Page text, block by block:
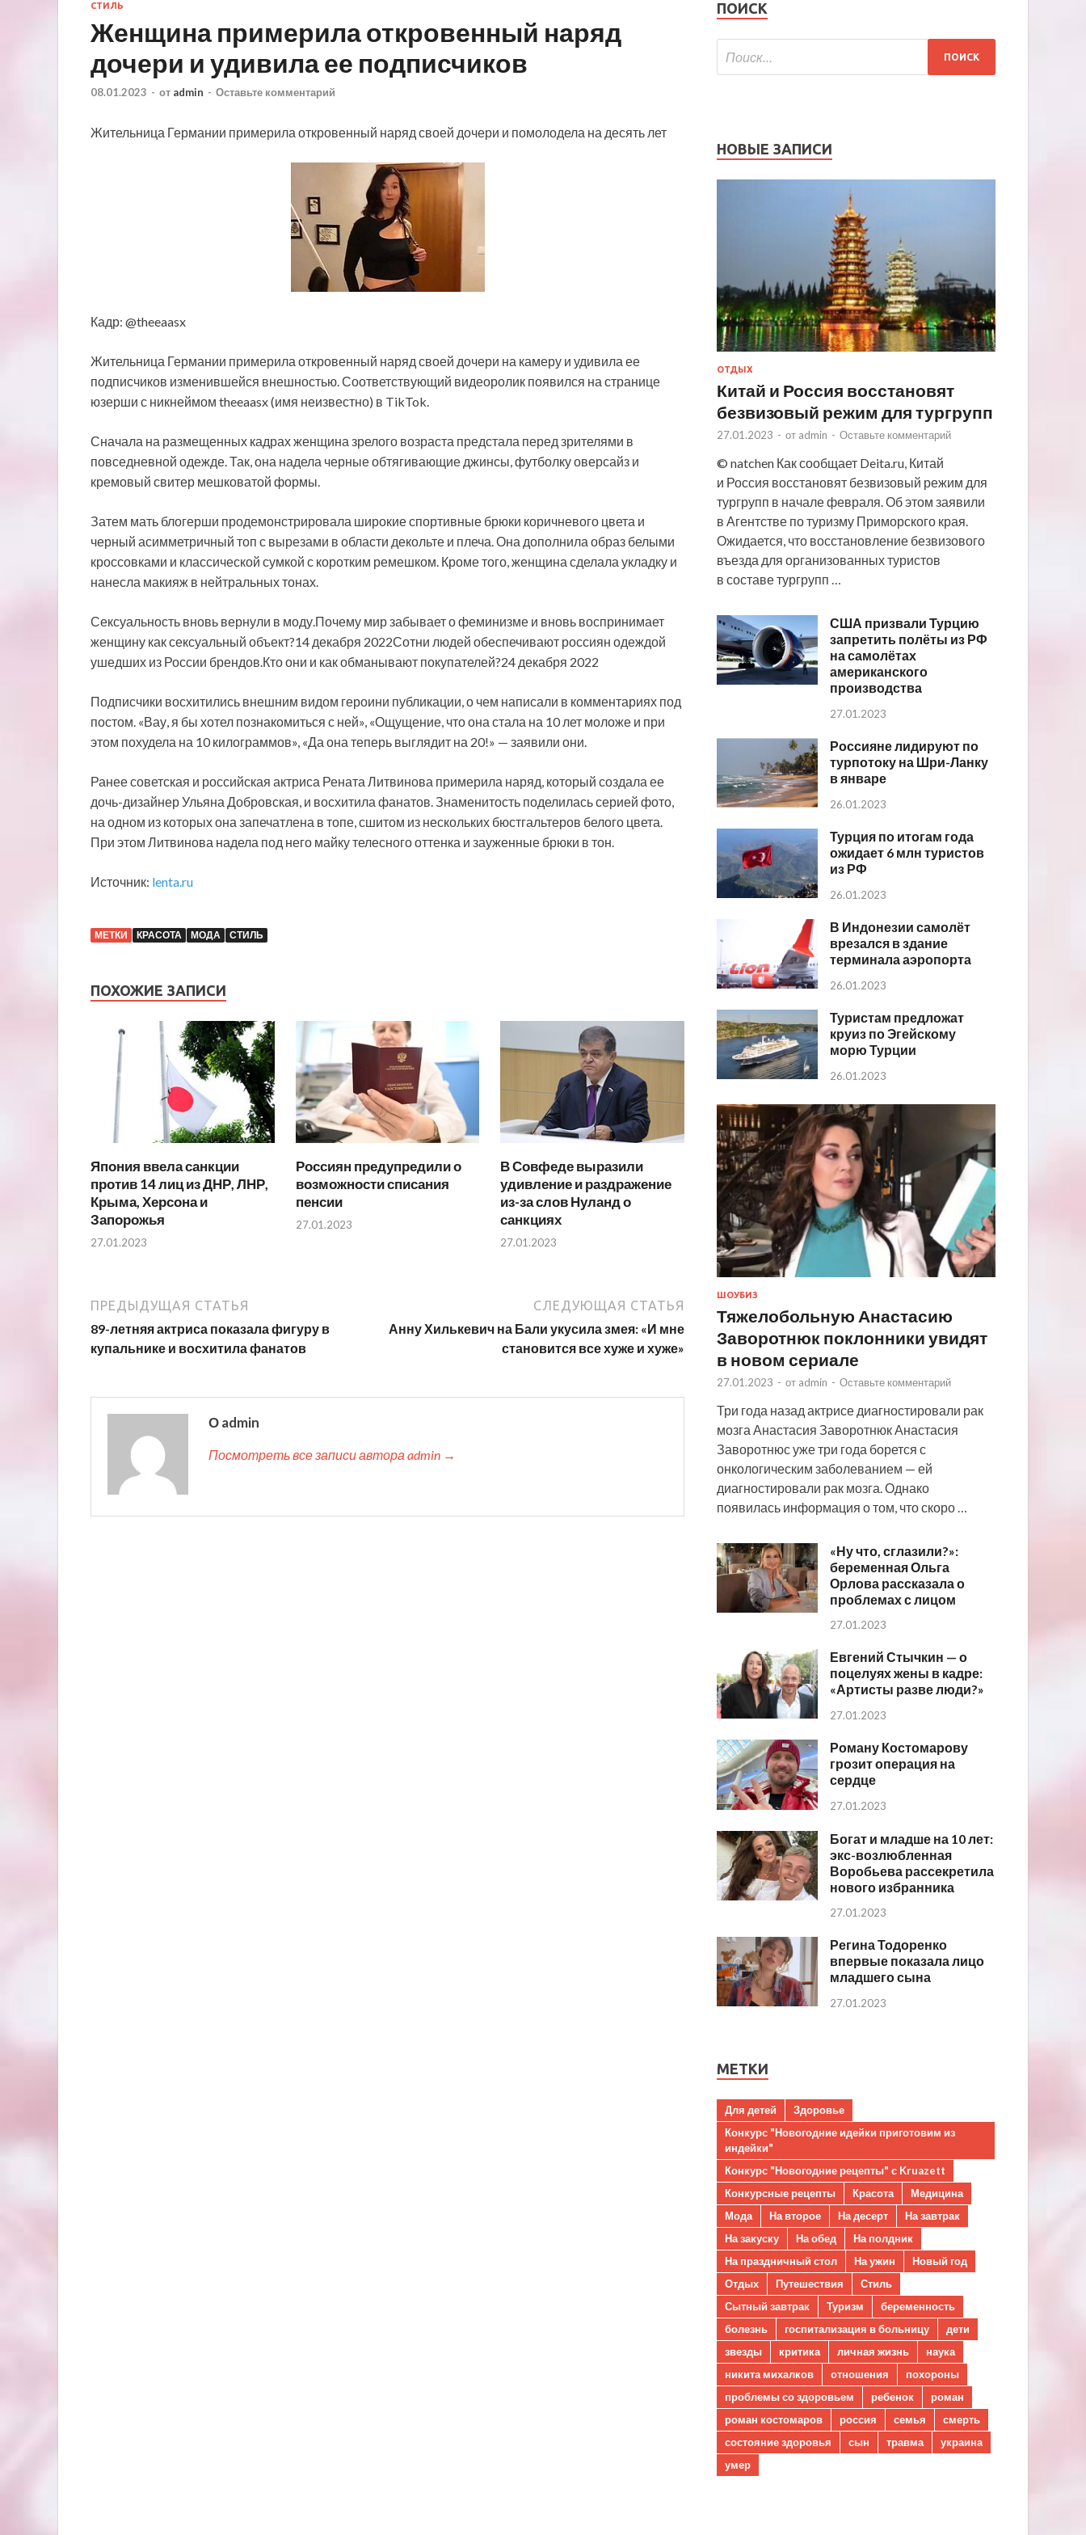
СТИЛЬ
Женщина примерила откровенный наряд
дочери и удивила ее подписчиков
08.01.2023 - от admin - Оставьте комментарий
Жительница Германии примерила откровенный наряд своей дочери и помолодела на десять лет
Кадр: @theeaasx
Жительница Германии примерила откровенный наряд своей дочери на камеру и удивила ее
подписчиков изменившейся внешностью. Соответствующий видеоролик появился на странице
юзерши с никнеймом theeaasx (имя неизвестно) в TikTok.
Сначала на размещенных кадрах женщина зрелого возраста предстала перед зрителями в
повседневной одежде. Так, она надела черные обтягивающие джинсы, футболку оверсайз и
кремовый свитер мешковатой формы.
Затем мать блогерши продемонстрировала широкие спортивные брюки коричневого цвета и
черный асимметричный топ с вырезами в области декольте и плеча. Она дополнила образ белыми
кроссовками и классической сумкой с коротким ремешком. Кроме того, женщина сделала укладку и
нанесла макияж в нейтральных тонах.
Сексуальность вновь вернули в моду.Почему мир забывает о феминизме и вновь воспринимает
женщину как сексуальный объект?14 декабря 2022Сотни людей обеспечивают россиян одеждой
ушедших из России брендов.Кто они и как обманывают покупателей?24 декабря 2022
Подписчики восхитились внешним видом героини публикации, о чем написали в комментариях под
постом. «Вау, я бы хотел познакомиться с ней», «Ощущение, что она стала на 10 лет моложе и при
этом похудела на 10 килограммов», «Да она теперь выглядит на 20!» — заявили они.
Ранее советская и российская актриса Рената Литвинова примерила наряд, который создала ее
дочь-дизайнер Ульяна Добровская, и восхитила фанатов. Знаменитость поделилась серией фото,
на одном из которых она запечатлена в топе, сшитом из нескольких бюстгальтеров белого цвета.
При этом Литвинова надела под него майку телесного оттенка и зауженные брюки в тон.
Источник: lenta.ru
МЕТКИ КРАСОТА МОДА СТИЛЬ
ПОХОЖИЕ ЗАПИСИ
Япония ввела санкции
против 14 лиц из ДНР, ЛНР,
Крыма, Херсона и
Запорожья
27.01.2023
Россиян предупредили о
возможности списания
пенсии
27.01.2023
В Совфеде выразили
удивление и раздражение
из-за слов Нуланд о
санкциях
27.01.2023
ПРЕДЫДУЩАЯ СТАТЬЯ
89-летняя актриса показала фигуру в
купальнике и восхитила фанатов
СЛЕДУЮЩАЯ СТАТЬЯ
Анну Хилькевич на Бали укусила змея: «И мне
становится все хуже и хуже»
О admin
Посмотреть все записи автора admin →
ПОИСК
НОВЫЕ ЗАПИСИ
ОТДЫХ
Китай и Россия восстановят
безвизовый режим для тургрупп
27.01.2023 - от admin - Оставьте комментарий
© natchen Как сообщает Deita.ru, Китай
и Россия восстановят безвизовый режим для
тургрупп в начале февраля. Об этом заявили
в Агентстве по туризму Приморского края.
Ожидается, что восстановление безвизового
въезда для организованных туристов
в составе тургрупп …
США призвали Турцию
запретить полёты из РФ
на самолётах
американского
производства
27.01.2023
Россияне лидируют по
турпотоку на Шри-Ланку
в январе
26.01.2023
Турция по итогам года
ожидает 6 млн туристов
из РФ
26.01.2023
В Индонезии самолёт
врезался в здание
терминала аэропорта
26.01.2023
Туристам предложат
круиз по Эгейскому
морю Турции
26.01.2023
ШОУБИЗ
Тяжелобольную Анастасию
Заворотнюк поклонники увидят
в новом сериале
27.01.2023 - от admin - Оставьте комментарий
Три года назад актрисе диагностировали рак
мозга Анастасия Заворотнюк Анастасия
Заворотнюс уже три года борется с
онкологическим заболеванием — ей
диагностировали рак мозга. Однако
появилась информация о том, что скоро …
«Ну что, сглазили?»:
беременная Ольга
Орлова рассказала о
проблемах с лицом
27.01.2023
Евгений Стычкин — о
поцелуях жены в кадре:
«Артисты разве люди?»
27.01.2023
Роману Костомарову
грозит операция на
сердце
27.01.2023
Богат и младше на 10 лет:
экс-возлюбленная
Воробьева рассекретила
нового избранника
27.01.2023
Регина Тодоренко
впервые показала лицо
младшего сына
27.01.2023
МЕТКИ
Для детей
Здоровье
Конкурс "Новогодние идейки приготовим из
индейки"
Конкурс "Новогодние рецепты" с Kruazett
Конкурсные рецепты
Красота
Медицина
Мода
На второе На десерт
На завтрак
На закуску
На обед
На полдник
На праздничный стол
На ужин
Новый год
Отдых
Путешествия
Стиль
Сытный завтрак
Туризм
беременность
болезнь
госпитализация в больницу
дети
звезды
критика личная жизнь
наука
никита михалков
отношения
похороны
проблемы со здоровьем
ребенок
роман
роман костомаров
россия семья
смерть
состояние здоровья
сын травма
украина
умер